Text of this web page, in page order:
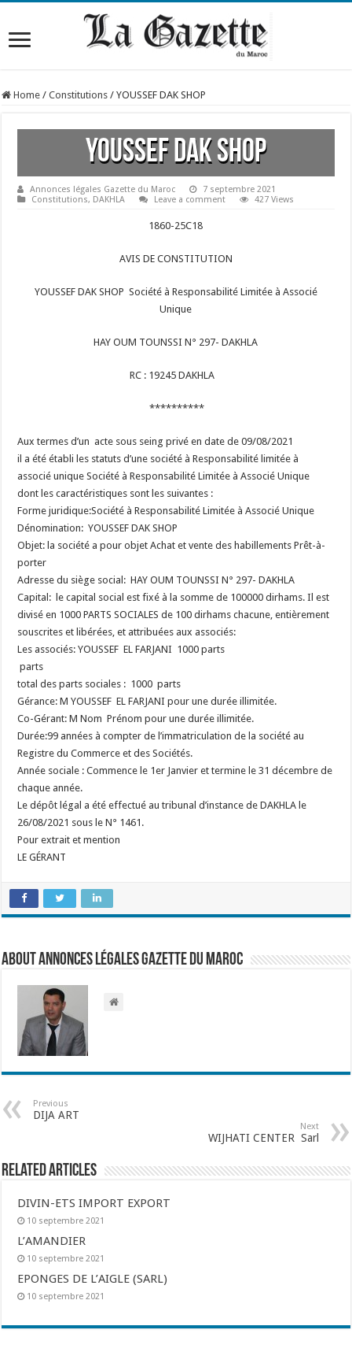
Home / Constitutions / YOUSSEF DAK SHOP
YOUSSEF DAK SHOP
Annonces légales Gazette du Maroc
7 septembre 2021
Constitutions, DAKHLA Leave a comment 427 Views
1860-25C18
AVIS DE CONSTITUTION
YOUSSEF DAK SHOP Société à Responsabilité Limitée à Associé
Unique
HAY OUM TOUNSSI N° 297- DAKHLA
RC : 19245 DAKHLA
**********
Aux termes d’un acte sous seing privé en date de 09/08/2021
il a été établi les statuts d’une société à Responsabilité limitée à
associé unique Société à Responsabilité Limitée à Associé Unique
dont les caractéristiques sont les suivantes :
Forme juridique:Société à Responsabilité Limitée à Associé Unique
Dénomination: YOUSSEF DAK SHOP
Objet: la société a pour objet Achat et vente des habillements Prêt-à-
porter
Adresse du siège social: HAY OUM TOUNSSI N° 297- DAKHLA
Capital: le capital social est fixé à la somme de 100000 dirhams. Il est
divisé en 1000 PARTS SOCIALES de 100 dirhams chacune, entièrement
souscrites et libérées, et attribuées aux associés:
Les associés: YOUSSEF EL FARJANI 1000 parts
parts
total des parts sociales : 1000 parts
Gérance: M YOUSSEF EL FARJANI pour une durée illimitée.
Co-Gérant: M Nom Prénom pour une durée illimitée.
Durée:99 années à compter de l’immatriculation de la société au
Registre du Commerce et des Sociétés.
Année sociale : Commence le 1er Janvier et termine le 31 décembre de
chaque année.
Le dépôt légal a été effectué au tribunal d’instance de DAKHLA le
26/08/2021 sous le N° 1461.
Pour extrait et mention
LE GÉRANT
About Annonces légales Gazette du Maroc
Previous
DIJA ART
Next
WIJHATI CENTER Sarl
Related Articles
DIVIN-ETS IMPORT EXPORT
10 septembre 2021
L’AMANDIER
10 septembre 2021
EPONGES DE L’AIGLE (SARL)
10 septembre 2021